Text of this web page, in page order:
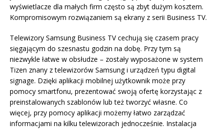
wyświetlacze dla małych firm często są zbyt dużym kosztem.
Kompromisowym rozwiązaniem są ekrany z serii Business TV.
Telewizory Samsung Business TV cechują się czasem pracy
sięgającym do szesnastu godzin na dobę. Przy tym są
niezwykle łatwe w obsłudze – zostały wyposażone w system
Tizen znany z telewizorów Samsung i urządzeń typu digital
signage. Dzięki aplikacji mobilnej użytkownik może przy
pomocy smartfonu, prezentować swoją ofertę korzystając z
preinstalowanych szablonów lub też tworzyć własne. Co
więcej, przy pomocy aplikacji możemy łatwo zarządzać
informacjami na kilku telewizorach jednocześnie. Instalacja